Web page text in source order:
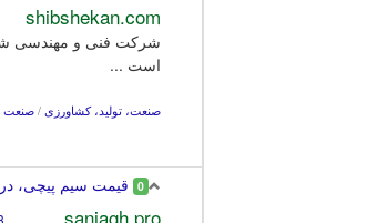
shibshekan.com
شرکت فنی و مهندسی
است ...
صنعت، تولید، کشاورزی / صنعت
0 قیمت سیم پیچی،
sanjagh.pro